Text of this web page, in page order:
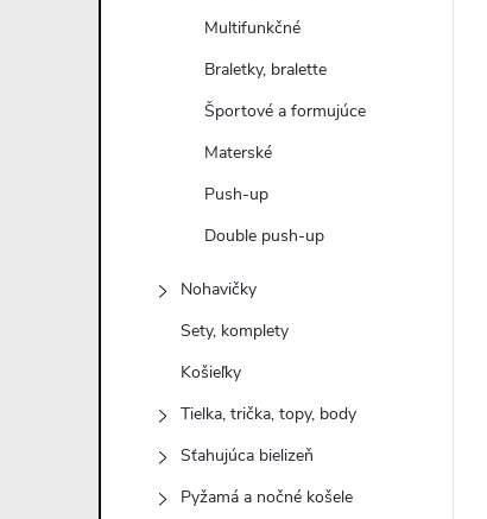
Multifunkčné
Braletky, bralette
Športové a formujúce
Materské
Push-up
Double push-up
Nohavičky
Sety, komplety
Košieľky
Tielka, trička, topy, body
Sťahujúca bielizeň
Pyžamá a nočné košele